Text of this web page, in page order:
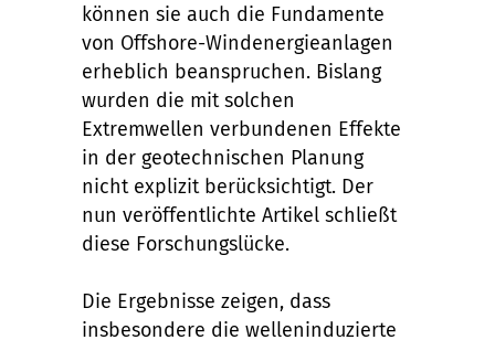
können sie auch die Fundamente
von Offshore-Windenergieanlagen
erheblich beanspruchen. Bislang
wurden die mit solchen
Extremwellen verbundenen Effekte
in der geotechnischen Planung
nicht explizit berücksichtigt. Der
nun veröffentlichte Artikel schließt
diese Forschungslücke.
Die Ergebnisse zeigen, dass
insbesondere die welleninduzierte